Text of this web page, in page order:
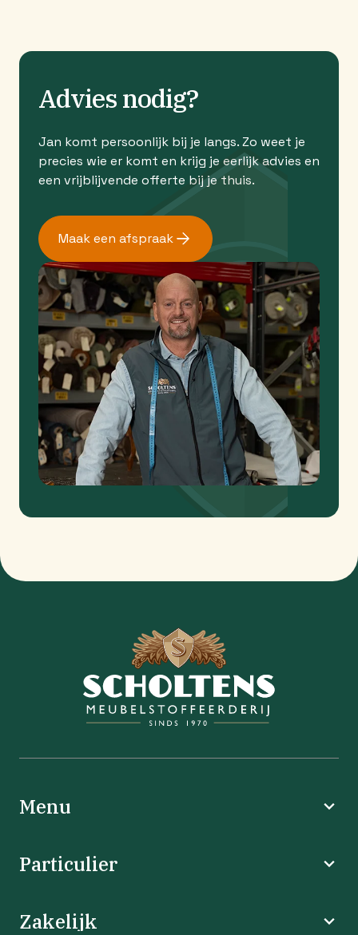
Advies nodig?
Jan komt persoonlijk bij je langs. Zo weet je
precies wie er komt en krijg je eerlijk advies en
een vrijblijvende offerte bij je thuis.
Maak een afspraak
Menu
Particulier
Zakelijk